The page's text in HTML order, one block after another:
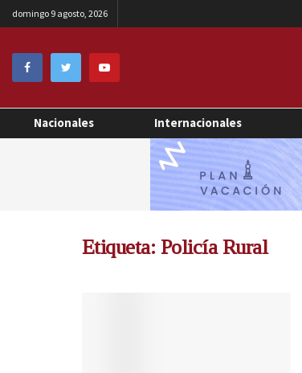
domingo 9 agosto, 2026
Nacionales Internacionales
Etiqueta: Policía Rural